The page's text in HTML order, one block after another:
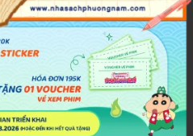
Porsche 911 GT3 RS,
Coupé, Ford Mustang GT,
STI. Đặc biệt, dòng xe có
cho vào nước đá lạnh.